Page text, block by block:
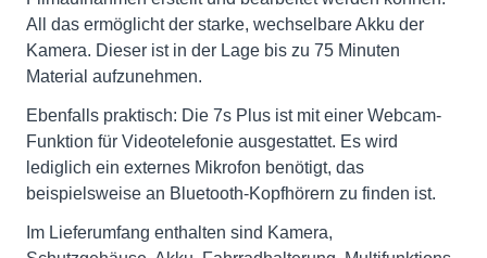
All das ermöglicht der starke, wechselbare Akku der
Kamera. Dieser ist in der Lage bis zu 75 Minuten
Material aufzunehmen.
Ebenfalls praktisch: Die 7s Plus ist mit einer Webcam-
Funktion für Videotelefonie ausgestattet. Es wird
lediglich ein externes Mikrofon benötigt, das
beispielsweise an Bluetooth-Kopfhörern zu finden ist.
Im Lieferumfang enthalten sind Kamera,